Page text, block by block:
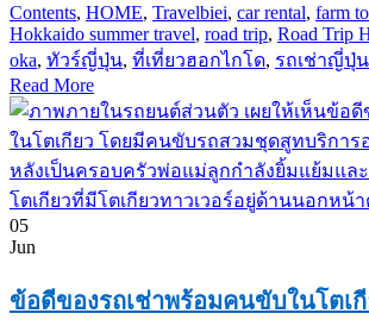
Contents, HOME, Travelbiei, car rental, farm
Hokkaido summer travel, road trip, Road Trip
oka, ทัวร์ญี่ปุ่น, ที่เที่ยวฮอกไกโด, รถเช่าญี่ปุ่น
Read More
05
Jun
ข้อดีของรถเช่าพร้อมคนขับในโตเ